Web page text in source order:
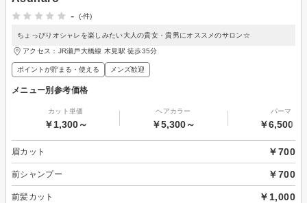
-
(-件)
ちょっぴりオシャレを楽しみたい大人の貴女・貴男にオススメのサロン☆
アクセス：JR瀬戸大橋線 木見駅 徒歩35分
ポイントが貯まる・使える メンズ歓迎
メニュー別参考価格
カット単価
￥1,300～
ヘアカラー
￥5,300～
パーマ
￥6,500～
眉カット ￥700
前シャンプー ￥700
前髪カット ￥1,000